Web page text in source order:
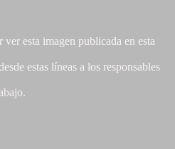
esta imagen publicada en esta
estas líneas a los responsables